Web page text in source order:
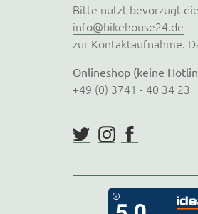
Bitte nutzt bevorzugt die
info@bikehouse24.de
zur Kontaktaufnahme.
Onlineshop (keine
+49 (0) 3741 - 40 34 23